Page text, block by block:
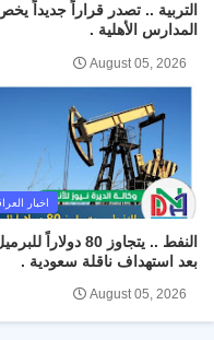
التربية .. تصدر قراراً جديداً
المدارس الأهلية .
August 05, 2026
اخبار
النفط .. يتجاوز 80 دولاراً
بعد استهداف ناقلة سعودية .
August 05, 2026